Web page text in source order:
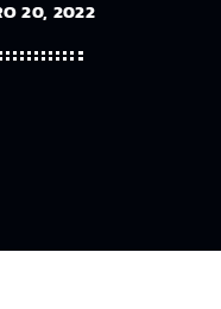
20, 2022